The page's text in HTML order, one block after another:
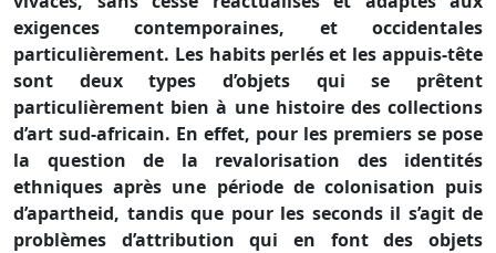
exigences contemporaines, et occidentales
particulièrement. Les habits perlés et les appuis-tête
sont deux types d’objets qui se prêtent
particulièrement bien à une histoire des collections
d’art sud-africain. En effet, pour les premiers se pose
la question de la revalorisation des identités
ethniques après une période de colonisation puis
d’apartheid, tandis que pour les seconds il s’agit de
problèmes d’attribution qui en font des objets